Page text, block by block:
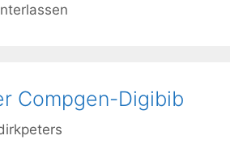
Compgen-Digibib